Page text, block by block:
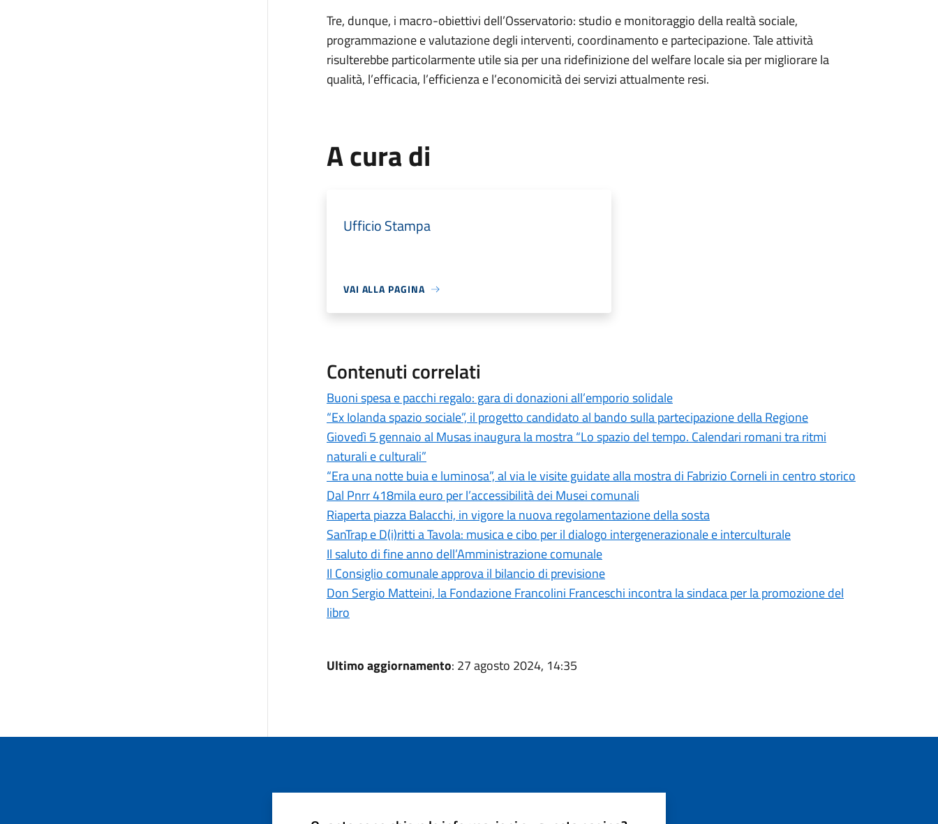
Tre, dunque, i macro-obiettivi dell’Osservatorio: studio e monitoraggio della realtà sociale,
programmazione e valutazione degli interventi, coordinamento e partecipazione. Tale attività
risulterebbe particolarmente utile sia per una ridefinizione del welfare locale sia per migliorare la
qualità, l’efficacia, l’efficienza e l’economicità dei servizi attualmente resi.
A cura di
Ufficio Stampa
VAI ALLA PAGINA
Contenuti correlati
Buoni spesa e pacchi regalo: gara di donazioni all’emporio solidale
“Ex Iolanda spazio sociale”, il progetto candidato al bando sulla partecipazione della Regione
Giovedì 5 gennaio al Musas inaugura la mostra “Lo spazio del tempo. Calendari romani tra ritmi
naturali e culturali”
“Era una notte buia e luminosa”, al via le visite guidate alla mostra di Fabrizio Corneli in centro storico
Dal Pnrr 418mila euro per l’accessibilità dei Musei comunali
Riaperta piazza Balacchi, in vigore la nuova regolamentazione della sosta
SanTrap e D(i)ritti a Tavola: musica e cibo per il dialogo intergenerazionale e interculturale
Il saluto di fine anno dell’Amministrazione comunale
Il Consiglio comunale approva il bilancio di previsione
Don Sergio Matteini, la Fondazione Francolini Franceschi incontra la sindaca per la promozione del
libro
Ultimo aggiornamento: 27 agosto 2024, 14:35